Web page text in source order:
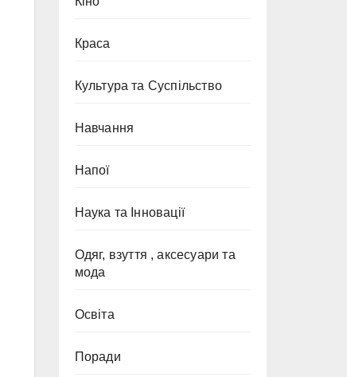
Краса
Культура та Суспільство
Навчання
Напої
Наука та Інновації
Одяг, взуття , аксесуари та
мода
Освіта
Поради